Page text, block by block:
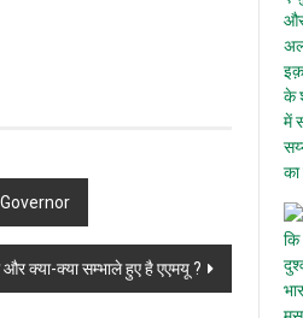
और क्या-क्या सम्भाले हुए है एएमयू ?